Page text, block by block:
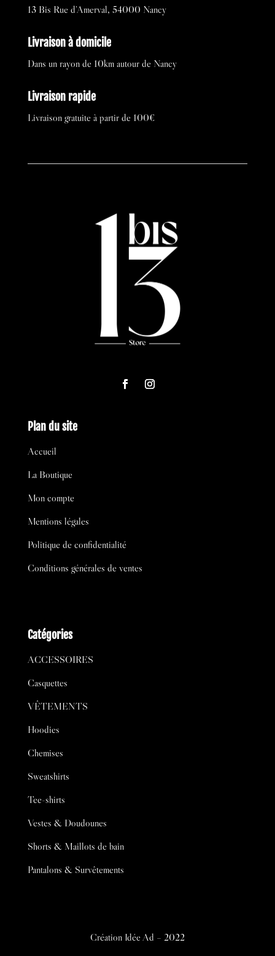
13 Bis Rue d’Amerval, 54000 Nancy
Livraison à domicile
Dans un rayon de 10km autour de Nancy
Livraison rapide
Livraison gratuite à partir de 100€
Plan du site
Accueil
La Boutique
Mon compte
Mentions légales
Politique de confidentialité
Conditions générales de ventes
Catégories
ACCESSOIRES
Casquettes
VÊTEMENTS
Hoodies
Chemises
Sweatshirts
Tee-shirts
Vestes & Doudounes
Shorts & Maillots de bain
Pantalons & Survêtements
Création Idée Ad – 2022